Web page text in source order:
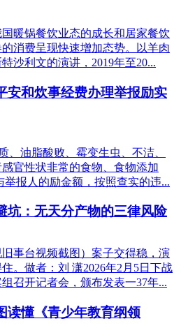
锅餐饮业态的成长和居家餐饮
消费呈现快速增加态势。以羊肉
沙利文的演讲，2019年至20...
安和炊事经费办理举报励实
油脂酸败、霉变生虫、不洁、
官性状非常的食物、食物添加
举报人的励金额，按照查实的违...
坑：无天分产物的三律风险
台视频截图）案子交得稳，演
。做者：刘 潇2026年2月5日下战
召开记者会，颁布发表一37年...
读懂《青少年教育纲领